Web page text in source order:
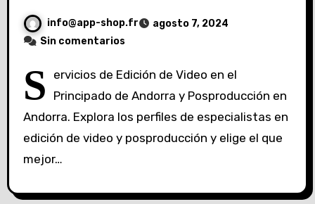
info@app-shop.fr
agosto 7, 2024
Sin comentarios
S
ervicios de Edición de Video en el
Principado de Andorra y Posproducción en
Andorra. Explora los perfiles de especialistas en
edición de video y posproducción y elige el que
mejor…